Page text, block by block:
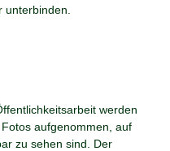
werden
aufgenommen, auf
zu sehen sind. Der